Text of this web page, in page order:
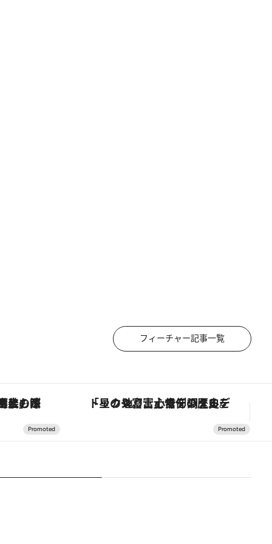
フィーチャー記事一覧
史を辿り、心身を調える。 「大事なのは地域の意識を変えること」。ロレックス賞受賞の自然保護活動家が実現させたナイジェリアの自然環境の復活